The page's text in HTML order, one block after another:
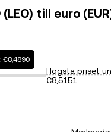
till euro
€8,4890
Högsta priset
€8,5151